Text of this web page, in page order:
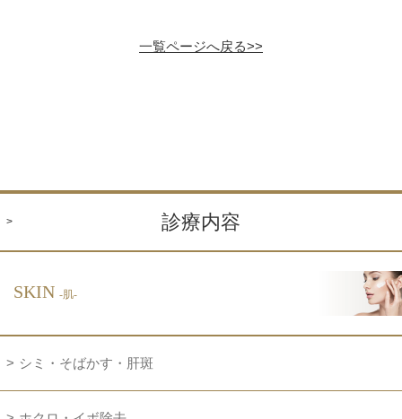
一覧ページへ戻る>>
診療内容
SKIN -肌-
シミ・そばかす・肝斑